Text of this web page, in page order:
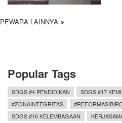
PEWARA LAINNYA
Popular Tags
SDGS #4 PENDIDIKAN SDGS #17
#ZONAINTEGRITAS
SDGS #16 KELEMBAGAAN